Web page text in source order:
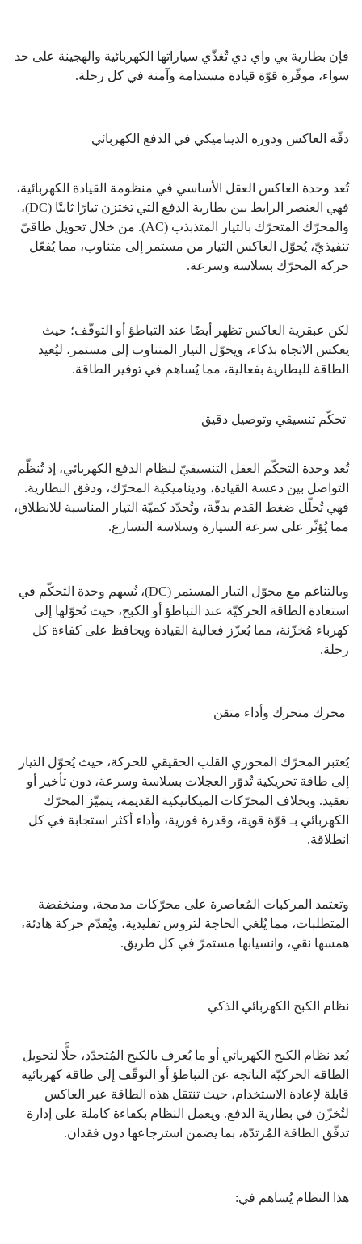
فإن بطارية بي واي دي تُغذّي سياراتها الكهربائية والهجينة على حد
سواء، موفّرة قوّة قيادة مستدامة وآمنة في كل رحلة.
دقّة العاكس ودوره الديناميكي في الدفع الكهربائي
تُعد وحدة العاكس العقل الأساسي في منظومة القيادة الكهربائية،
فهي العنصر الرابط بين بطارية الدفع التي تختزن تيارًا ثابتًا (DC)،
والمحرّك المتحرّك بالتيار المتذبذب (AC). من خلال تحويل طاقيّ
تنفيذيّ، يُحوّل العاكس التيار من مستمر إلى متناوب، مما يُفعّل
حركة المحرّك بسلاسة وسرعة.
لكن عبقرية العاكس تظهر أيضًا عند التباطؤ أو التوقّف؛ حيث
يعكس الاتجاه بذكاء، ويحوّل التيار المتناوب إلى مستمر، ليُعيد
الطاقة للبطارية بفعالية، مما يُساهم في توفير الطاقة.
تحكّم تنسيقي وتوصيل دقيق
تُعد وحدة التحكّم العقل التنسيقيّ لنظام الدفع الكهربائي، إذ تُنظّم
التواصل بين دعسة القيادة، وديناميكية المحرّك، ودفق البطارية.
فهي تُحلّل ضغط القدم بدقّة، وتُحدّد كميّة التيار المناسبة للانطلاق،
مما يُؤثّر على سرعة السيارة وسلاسة التسارع.
وبالتناغم مع محوّل التيار المستمر (DC)، تُسهم وحدة التحكّم في
استعادة الطاقة الحركيّة عند التباطؤ أو الكبح، حيث تُحوّلها إلى
كهرباء مُخزّنة، مما يُعزّز فعالية القيادة ويحافظ على كفاءة كل
رحلة.
محرك متحرك وأداء متقن
يُعتبر المحرّك المحوري القلب الحقيقي للحركة، حيث يُحوّل التيار
إلى طاقة تحريكية تُدوّر العجلات بسلاسة وسرعة، دون تأخير أو
تعقيد. وبخلاف المحرّكات الميكانيكية القديمة، يتميّز المحرّك
الكهربائي بـ قوّة قوية، وقدرة فورية، وأداء أكثر استجابة في كل
انطلاقة.
وتعتمد المركبات المُعاصرة على محرّكات مدمجة، ومنخفضة
المتطلبات، مما يُلغي الحاجة لتروس تقليدية، ويُقدّم حركة هادئة،
همسها نقي، وانسيابها مستمرّ في كل طريق.
نظام الكبح الكهربائي الذكي
يُعد نظام الكبح الكهربائي أو ما يُعرف بالكبح المُتجدّد، حلًّا لتحويل
الطاقة الحركيّة الناتجة عن التباطؤ أو التوقّف إلى طاقة كهربائية
قابلة لإعادة الاستخدام، حيث تنتقل هذه الطاقة عبر العاكس
لتُخزّن في بطارية الدفع. ويعمل النظام بكفاءة كاملة على إدارة
تدفّق الطاقة المُرتدّة، بما يضمن استرجاعها دون فقدان.
هذا النظام يُساهم في: